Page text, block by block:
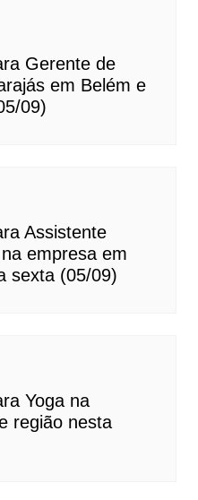
Gerente de
em Belém e
09)
Assistente
empresa em
sexta (05/09)
Yoga na
região nesta